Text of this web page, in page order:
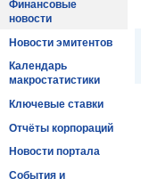
Финансовые
новости
Новости эмитентов
Календарь
макростатистики
Ключевые ставки
Отчёты корпораций
Новости портала
События и